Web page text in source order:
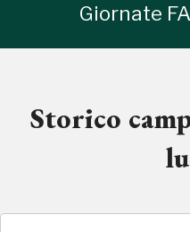
Giornate
Storico